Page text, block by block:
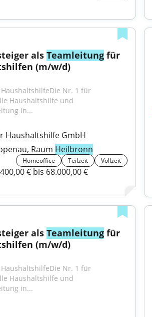
als Teamleitung für
(m/w/d)
Nr. 1 für
Haushaltshilfe und
in...
Haushaltshilfe GmbH
Raum Heilbronn
Homeoffice Teilzeit Vollzeit
€ bis 68.000,00 €
als Teamleitung für
(m/w/d)
Nr. 1 für
Haushaltshilfe und
in...